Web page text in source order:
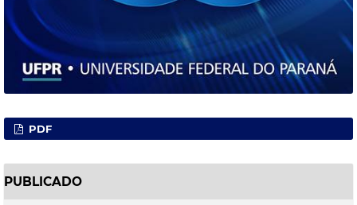
PDF
PUBLICADO